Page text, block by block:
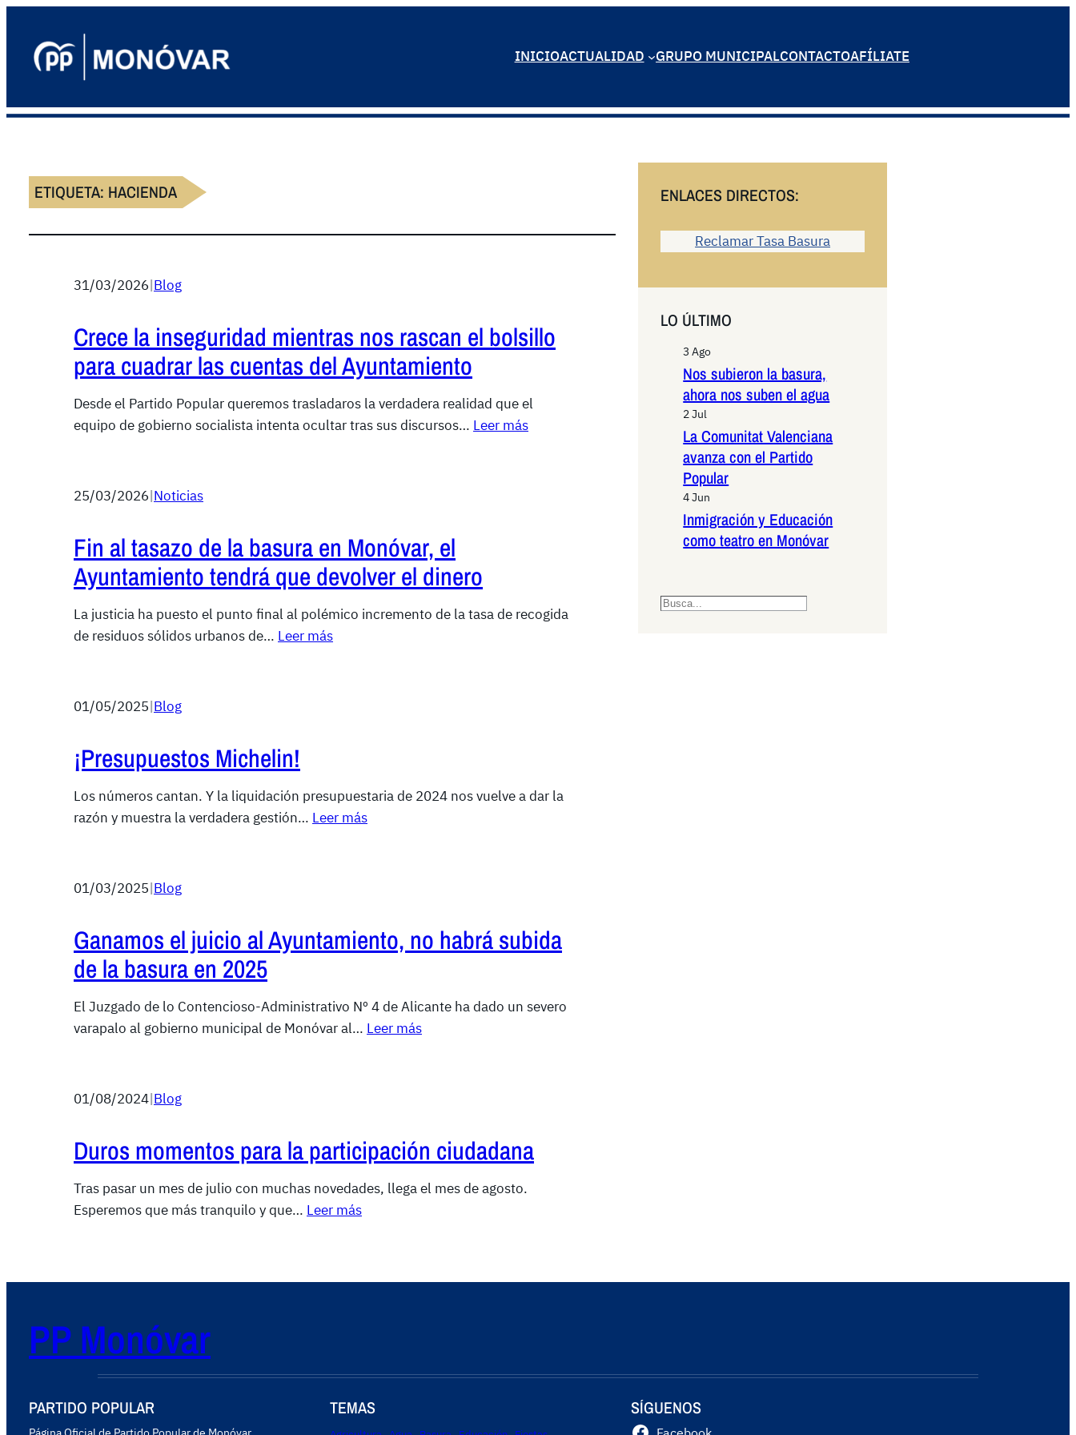
INICIOACTUALIDAD GRUPO MUNICIPALCONTACTOAFÍLIATE
ETIQUETA: HACIENDA
31/03/2026|Blog
Crece la inseguridad mientras nos rascan el bolsillo
para cuadrar las cuentas del Ayuntamiento
Desde el Partido Popular queremos trasladaros la verdadera realidad que el
equipo de gobierno socialista intenta ocultar tras sus discursos… Leer más
25/03/2026|Noticias
Fin al tasazo de la basura en Monóvar, el
Ayuntamiento tendrá que devolver el dinero
La justicia ha puesto el punto final al polémico incremento de la tasa de recogida
de residuos sólidos urbanos de… Leer más
01/05/2025|Blog
¡Presupuestos Michelin!
Los números cantan. Y la liquidación presupuestaria de 2024 nos vuelve a dar la
razón y muestra la verdadera gestión… Leer más
01/03/2025|Blog
Ganamos el juicio al Ayuntamiento, no habrá subida
de la basura en 2025
El Juzgado de lo Contencioso-Administrativo Nº 4 de Alicante ha dado un severo
varapalo al gobierno municipal de Monóvar al… Leer más
01/08/2024|Blog
Duros momentos para la participación ciudadana
Tras pasar un mes de julio con muchas novedades, llega el mes de agosto.
Esperemos que más tranquilo y que… Leer más
ENLACES DIRECTOS:
Reclamar Tasa Basura
LO ÚLTIMO
3 Ago
Nos subieron la basura,
ahora nos suben el agua
2 Jul
La Comunitat Valenciana
avanza con el Partido
Popular
4 Jun
Inmigración y Educación
como teatro en Monóvar
S
PP Monóvar
PARTIDO POPULAR TEMAS SÍGUENOS